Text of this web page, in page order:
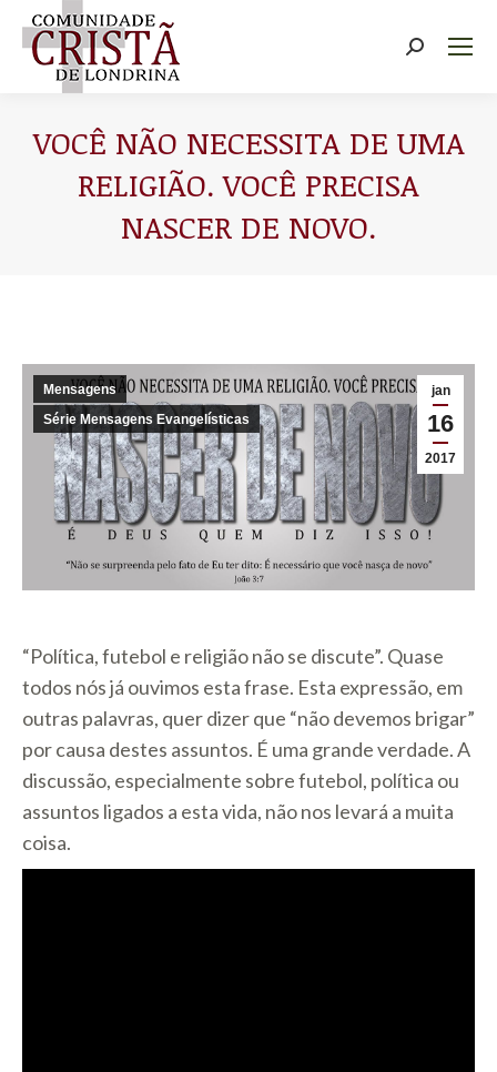
Buscar
VOCÊ NÃO NECESSITA DE UMA
RELIGIÃO. VOCÊ PRECISA
NASCER DE NOVO.
jan
16
2017
Mensagens
Série Mensagens Evangelísticas
“Política, futebol e religião não se discute”. Quase
todos nós já ouvimos esta frase. Esta expressão, em
outras palavras, quer dizer que “não devemos brigar”
por causa destes assuntos. É uma grande verdade. A
discussão, especialmente sobre futebol, política ou
assuntos ligados a esta vida, não nos levará a muita
coisa.